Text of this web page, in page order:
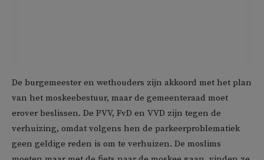
De burgemeester en wethouders zijn akkoord met het plan
van het moskeebestuur, maar de gemeenteraad moet
erover beslissen. De PVV, FvD en VVD zijn tegen de
verhuizing, omdat volgens hen de parkeerproblematiek
geen geldige reden is om te verhuizen. De moslims